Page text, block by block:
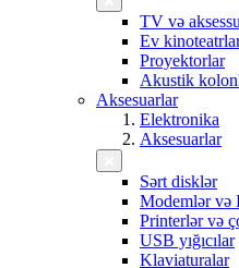
TV və
Ev
Proyektorlar
Akustik
Aksesuarlar
Elektronika
Aksesuarlar
Sərt disklər
Modemlər və
Printerlər və
USB yığıcılar
Klaviaturalar